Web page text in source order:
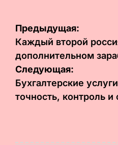
Навигация
по
записям
Предыдущая:
Каждый второй
дополнительном
Следующая:
Бухгалтерские
точность, контроль и